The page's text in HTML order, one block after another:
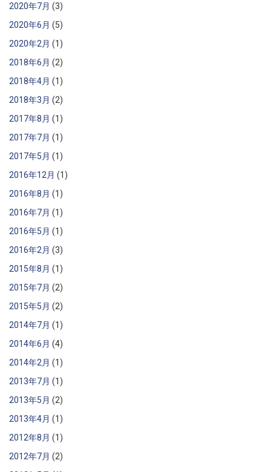
2020年7月 (3)
2020年6月 (5)
2020年2月 (1)
2018年6月 (2)
2018年4月 (1)
2018年3月 (2)
2017年8月 (1)
2017年7月 (1)
2017年5月 (1)
2016年12月 (1)
2016年8月 (1)
2016年7月 (1)
2016年5月 (1)
2016年2月 (3)
2015年8月 (1)
2015年7月 (2)
2015年5月 (2)
2014年7月 (1)
2014年6月 (4)
2014年2月 (1)
2013年7月 (1)
2013年5月 (2)
2013年4月 (1)
2012年8月 (1)
2012年7月 (2)